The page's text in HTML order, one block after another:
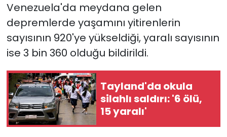
Venezuela'da meydana gelen
depremlerde yaşamını yitirenlerin
sayısının 920'ye yükseldiği, yaralı sayısının
ise 3 bin 360 olduğu bildirildi.
Tayland'da okula
silahlı saldırı: '6 ölü,
15 yaralı'